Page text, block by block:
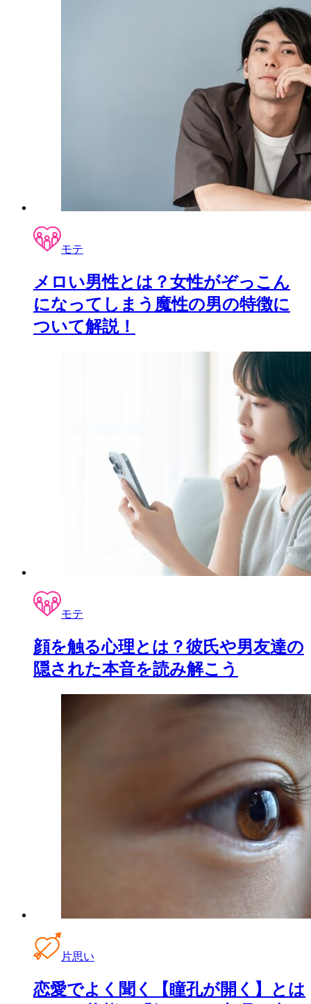
モテ
メロい男性とは？女性がぞっこん
になってしまう魔性の男の特徴に
ついて解説！
モテ
顔を触る心理とは？彼氏や男友達の
隠された本音を読み解こう
片思い
恋愛でよく聞く【瞳孔が開く】とは